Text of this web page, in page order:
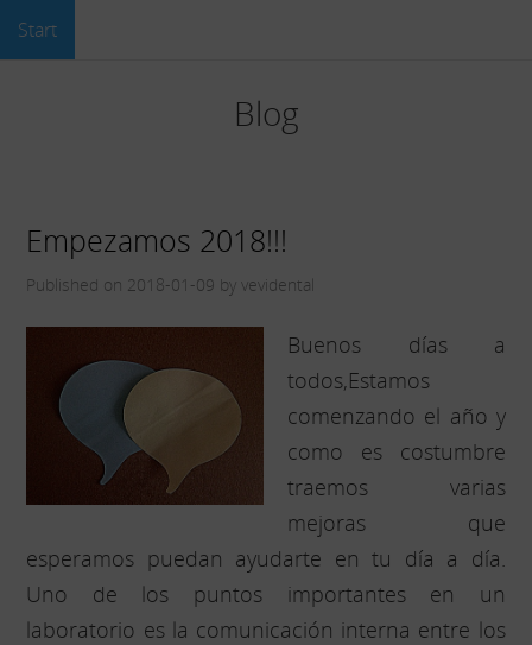
Start
Blog
Empezamos 2018!!!
Published on 2018-01-09 by vevidental
Buenos días a
todos,Estamos
comenzando el año y
como es costumbre
traemos varias
mejoras que
esperamos puedan ayudarte en tu día a día.
Uno de los puntos importantes en un
laboratorio es la comunicación interna entre los